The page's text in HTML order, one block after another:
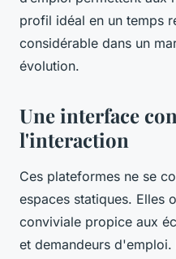
profil idéal en un temps
considérable dans un
évolution.
Une interface
l'interaction
Ces plateformes ne se
espaces statiques. Elles
conviviale propice aux
et demandeurs